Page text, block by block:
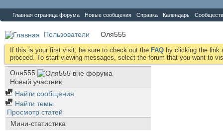
Главная страница форума Новые сообщения Справка Календарь
Пользователи Оля555
If this is your first visit, be sure to check out the FAQ by clicking the link
proceed. To start viewing messages, select the forum that you want to
Оля555
Новый участник
Найти сообщения
Найти темы
Просмотр статей
Мини-статистика